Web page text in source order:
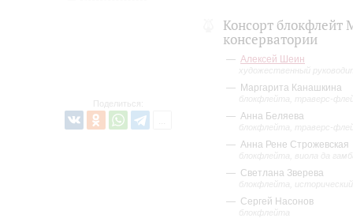
Поделиться:
Консорт блокфлейт
консерватории
Алексей Шеин
художественный
Маргарита Канашкина
блокфлейта, траверс-
Анна Беляева
блокфлейта, траверс-
Анна Рене Строжевская
блокфлейта, виола да
Светлана Зверева
блокфлейта,
Сергей Насонов
блокфлейта